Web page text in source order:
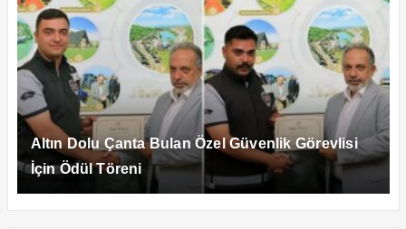
Altın Dolu Çanta Bulan Özel Güvenlik Görevlisi
İçin Ödül Töreni